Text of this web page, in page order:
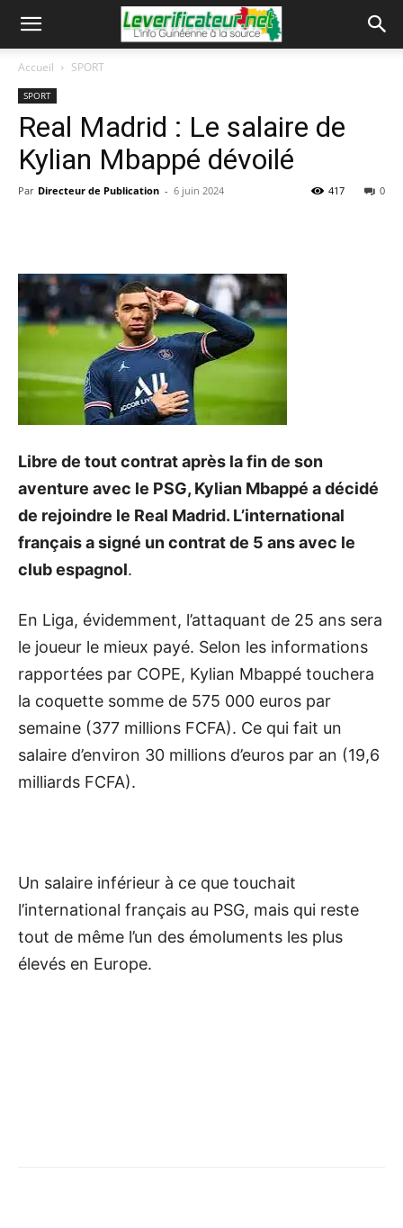
Accueil SPORT
SPORT
Real Madrid : Le salaire de
Kylian Mbappé dévoilé
Par Directeur de Publication - 6 juin 2024 0
417
Libre de tout contrat après la fin de son
aventure avec le PSG, Kylian Mbappé a décidé
de rejoindre le Real Madrid. L’international
français a signé un contrat de 5 ans avec le
club espagnol.
En Liga, évidemment, l’attaquant de 25 ans sera
le joueur le mieux payé. Selon les informations
rapportées par COPE, Kylian Mbappé touchera
la coquette somme de 575 000 euros par
semaine (377 millions FCFA). Ce qui fait un
salaire d’environ 30 millions d’euros par an (19,6
milliards FCFA).
Un salaire inférieur à ce que touchait
l’international français au PSG, mais qui reste
tout de même l’un des émoluments les plus
élevés en Europe.